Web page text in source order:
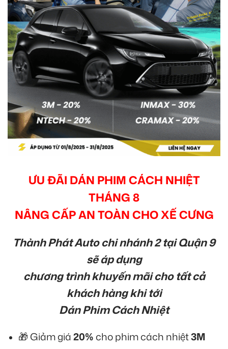
ƯU ĐÃI DÁN PHIM CÁCH NHIỆT
THÁNG 8
NÂNG CẤP AN TOÀN CHO XẾ CƯNG
Thành Phát Auto chi nhánh 2 tại Quận 9
sẽ áp dụng
chương trình khuyến mãi cho tất cả
khách hàng khi tới
Dán Phim Cách Nhiệt
🎁 Giảm giá20%cho phim cách nhiệt3M